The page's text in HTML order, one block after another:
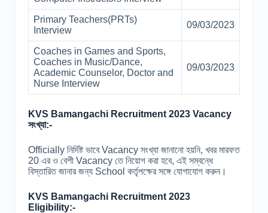
Primary Teachers(PRTs)
Interview
09/03/2023
Coaches in Games and Sports,
Coaches in Music/Dance,
Academic Counselor, Doctor and
Nurse Interview
09/03/2023
KVS Bamangachi Recruitment 2023 Vacancy
সংখ্যা:-
Officially নির্দিষ্ট ভাবে Vacancy সংখ্যা জানানো হয়নি, খবর মারফত
20 এর ও বেশী Vacancy তে নিয়োগ করা হবে, এই সম্বন্ধে
বিস্তারিত জানার জন্য School কর্তৃপক্ষের সঙ্গে যোগাযোগ করুন।
KVS Bamangachi Recruitment 2023
Eligibility:-